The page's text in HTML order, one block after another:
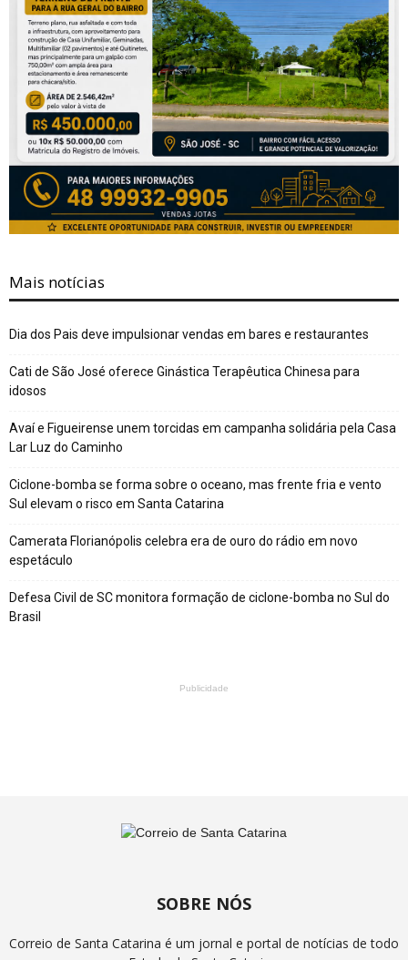
Mais notícias
Dia dos Pais deve impulsionar vendas em bares e restaurantes
Cati de São José oferece Ginástica Terapêutica Chinesa para
idosos
Avaí e Figueirense unem torcidas em campanha solidária pela Casa
Lar Luz do Caminho
Ciclone-bomba se forma sobre o oceano, mas frente fria e vento
Sul elevam o risco em Santa Catarina
Camerata Florianópolis celebra era de ouro do rádio em novo
espetáculo
Defesa Civil de SC monitora formação de ciclone-bomba no Sul do
Brasil
Publicidade
SOBRE NÓS
Correio de Santa Catarina é um jornal e portal de notícias de todo